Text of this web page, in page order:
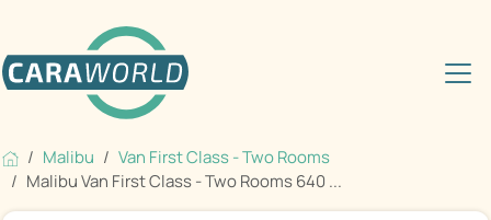
Malibu
Van First Class - Two Rooms
Malibu Van First Class - Two Rooms 640 ...